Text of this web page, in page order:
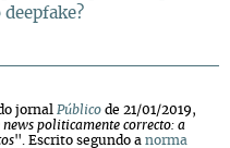
deepfake?
jornal Público de 21/01/2019,
news politicamente correcto: a
". Escrito segundo a norma